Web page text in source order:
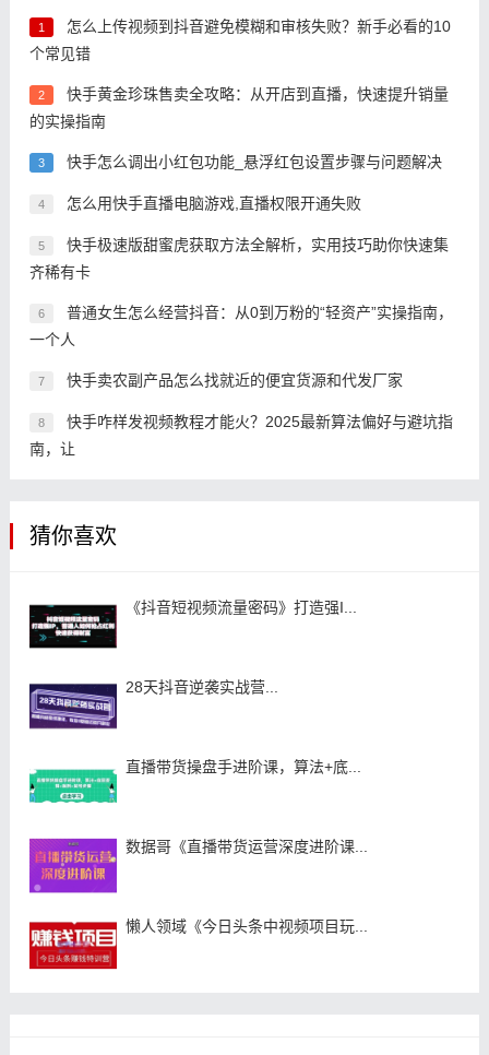
1
怎么上传视频到抖音避免模糊和审核失败？新手必看的10
个常见错
2
快手黄金珍珠售卖全攻略：从开店到直播，快速提升销量
的实操指南
3 快手怎么调出小红包功能_悬浮红包设置步骤与问题解决
4 怎么用快手直播电脑游戏,直播权限开通失败
5
快手极速版甜蜜虎获取方法全解析，实用技巧助你快速集
齐稀有卡
6
普通女生怎么经营抖音：从0到万粉的“轻资产”实操指南，
一个人
7 快手卖农副产品怎么找就近的便宜货源和代发厂家
8
快手咋样发视频教程才能火？2025最新算法偏好与避坑指
南，让
猜你喜欢
《抖音短视频流量密码》打造强I...
28天抖音逆袭实战营...
直播带货操盘手进阶课，算法+底...
数据哥《直播带货运营深度进阶课...
懒人领域《今日头条中视频项目玩...